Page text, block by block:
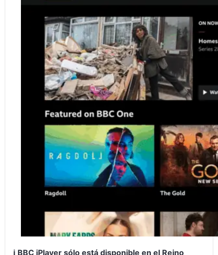
ℹ️ BBC iPlayer sólo está disponible en el Reino